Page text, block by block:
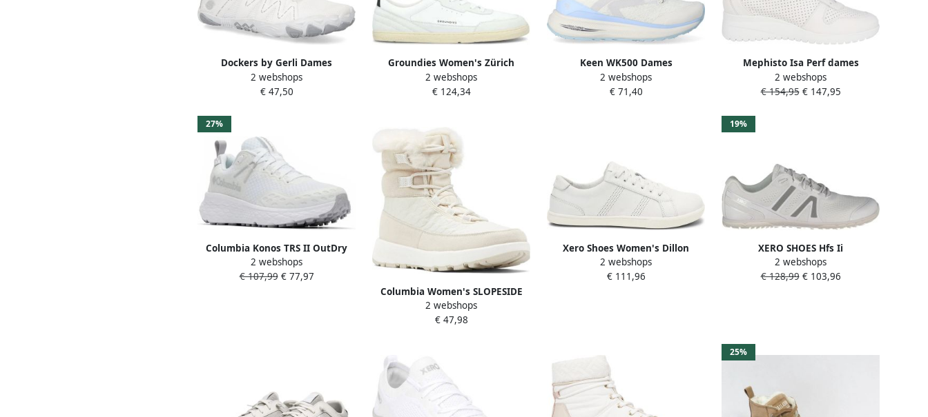
Dockers by Gerli Dames
Barfußschoenen 56MH202-
700502 Wit Grijs
2 webshops
€ 47,50
Groundies Women's Zürich
Barefootschoenen wit
2 webshops
€ 124,34
Keen WK500 Dames
Wandelschoenen Star White
Skyway
2 webshops
€ 71,40
Mephisto Isa Perf dames
veterschoen Wit
2 webshops
€ 154,95€ 147,95
27%
Columbia Konos TRS II OutDry
wandelschoenen voor dames
2101081 101 White
2 webshops
€ 107,99€ 77,97
Columbia Women's SLOPESIDE
PEAK LUXE Boots Winter Shoes
2104991
2 webshops
€ 47,98
Xero Shoes Women's Dillon
Leather Barefootschoenen wit
2 webshops
€ 111,96
19%
XERO SHOES Hfs Ii
Hardloopschoenen Wit 1 2 Vrouw
2 webshops
€ 128,99€ 103,96
25%